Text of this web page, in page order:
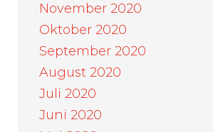
November 2020
Oktober 2020
September 2020
August 2020
Juli 2020
Juni 2020